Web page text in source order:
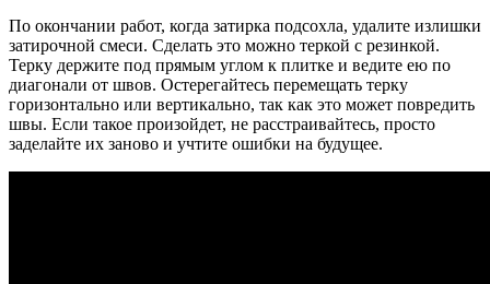
По окончании работ, когда затирка подсохла, удалите излишки
затирочной смеси. Сделать это можно теркой с резинкой.
Терку держите под прямым углом к плитке и ведите ею по
диагонали от швов. Остерегайтесь перемещать терку
горизонтально или вертикально, так как это может повредить
швы. Если такое произойдет, не расстраивайтесь, просто
заделайте их заново и учтите ошибки на будущее.